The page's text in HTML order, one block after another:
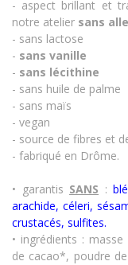
- aspect brillant et
notre atelier sans
- sans lactose
- sans vanille
- sans lécithine
- sans huile de palme
- sans maïs
- vegan
- source de fibres et
- fabriqué en Drôme.
• garantis SANS :
arachide, céleri,
crustacés, sulfites.
• ingrédients :
de cacao*, poudre